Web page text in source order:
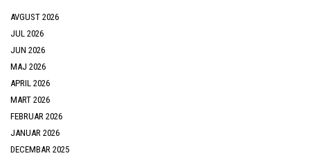
AVGUST 2026
JUL 2026
JUN 2026
MAJ 2026
APRIL 2026
MART 2026
FEBRUAR 2026
JANUAR 2026
DECEMBAR 2025